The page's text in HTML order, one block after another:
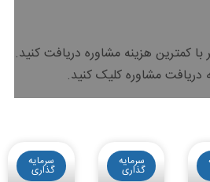
باکمترین هزینه مشاوره دریافت کنید.
مشاوره کلیک کنید.
سرمایه
گذاری
سرمایه
گذاری